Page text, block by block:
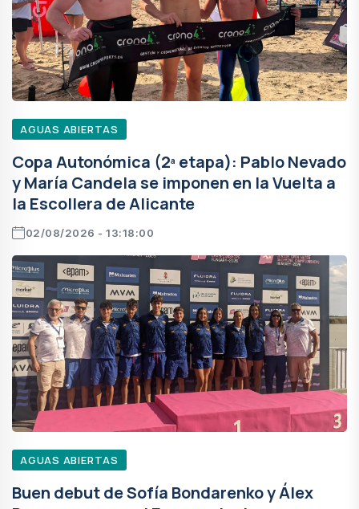
AGUAS ABIERTAS
Copa Autonómica (2ª etapa): Pablo Nevado
y María Candela se imponen en la Vuelta a
la Escollera de Alicante
02/08/2026 - 13:18:00
AGUAS ABIERTAS
Buen debut de Sofía Bondarenko y Álex